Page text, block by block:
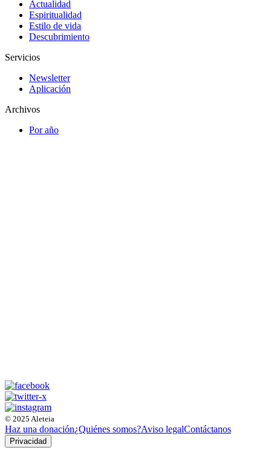
Actualidad
Espiritualidad
Estilo de vida
Descubrimiento
Servicios
Newsletter
Aplicación
Archivos
Por año
© 2025 Aleteia
Haz una donación¿Quiénes somos?Aviso legalContáctanos
Privacidad